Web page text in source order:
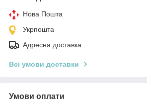
Нова Пошта
Укрпошта
Адресна доставка
Всі умови доставки
Умови оплати